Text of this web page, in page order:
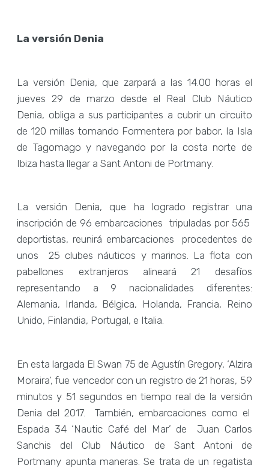
La versión Denia
La versión Denia, que zarpará a las 14.00 horas el
jueves 29 de marzo desde el Real Club Náutico
Denia, obliga a sus participantes a cubrir un circuito
de 120 millas tomando Formentera por babor, la Isla
de Tagomago y navegando por la costa norte de
Ibiza hasta llegar a Sant Antoni de Portmany.
La versión Denia, que ha logrado registrar una
inscripción de 96 embarcaciones tripuladas por 565
deportistas, reunirá embarcaciones procedentes de
unos 25 clubes náuticos y marinos. La flota con
pabellones extranjeros alineará 21 desafíos
representando a 9 nacionalidades diferentes:
Alemania, Irlanda, Bélgica, Holanda, Francia, Reino
Unido, Finlandia, Portugal, e Italia.
En esta largada El Swan 75 de Agustín Gregory, ‘Alzira
Moraira’, fue vencedor con un registro de 21 horas, 59
minutos y 51 segundos en tiempo real de la versión
Denia del 2017. También, embarcaciones como el
Espada 34 ‘Nautic Café del Mar’ de Juan Carlos
Sanchis del Club Náutico de Sant Antoni de
Portmany apunta maneras. Se trata de un regatista